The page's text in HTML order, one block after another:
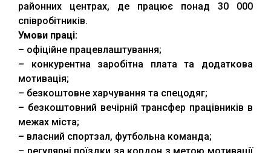
районних центрах, де працює понад 30 000
співробітників.
Умови праці:
– офіційне працевлаштування;
– конкурентна заробітна плата та додаткова
мотивація;
– безкоштовне харчування та спецодяг;
– безкоштовний вечірній трансфер працівників в
межах міста;
– власний спортзал, футбольна команда;